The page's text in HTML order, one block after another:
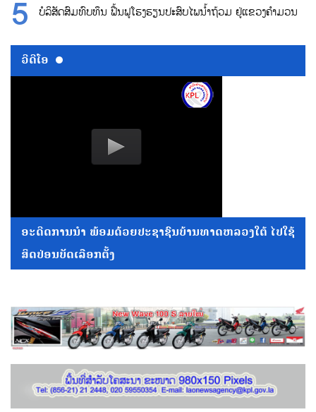
ບໍລິສັດສົມທົບທຶນ ຟື້ນຟູໂຮງຮຽນປະສົບໄພນ້ຳຖ້ວມ ຢູ່ແຂວງຄຳມວນ
ວີດີໂອ
ອະດີດການນໍາ ພ້ອມດ້ວຍປະຊາຊົນບ້ານທາດຫລວງໃຕ້ ໄປໃຊ້
ສິດປ່ອນບັດເລືອກຕັ້ງ